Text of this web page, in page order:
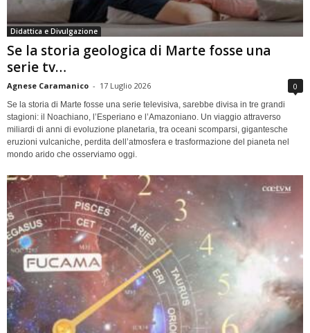
Didattica e Divulgazione
Se la storia geologica di Marte fosse una
serie tv…
Agnese Caramanico - 17 Luglio 2026 0
Se la storia di Marte fosse una serie televisiva, sarebbe divisa in tre grandi
stagioni: il Noachiano, l’Esperiano e l’Amazoniano. Un viaggio attraverso
miliardi di anni di evoluzione planetaria, tra oceani scomparsi, gigantesche
eruzioni vulcaniche, perdita dell’atmosfera e trasformazione del pianeta nel
mondo arido che osserviamo oggi.